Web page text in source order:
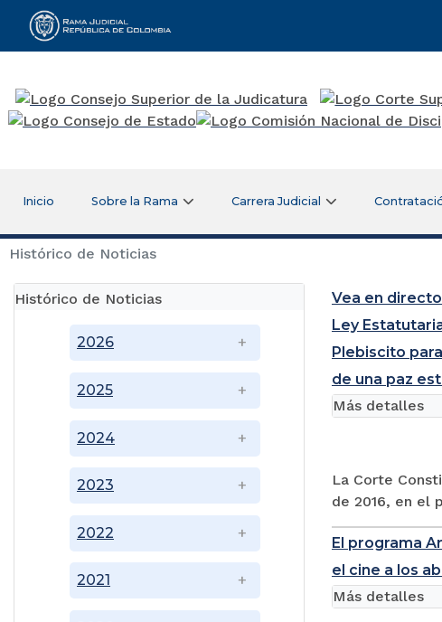
Rama Judicial
Inicio Sobre la Rama Carrera Judicial
Histórico de Noticias
Histórico de Noticias
2021
2022
2023
2024
2025
2026
Vea en
Ley
Plebiscito
de una paz
La Corte
de 2016, en el
Más detalles
El programa
el cine a los
Más detalles